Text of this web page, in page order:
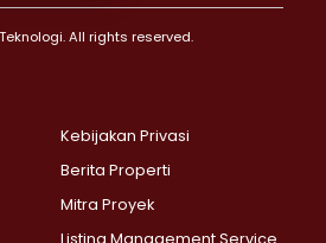
Selatan >
>
Selatan >
Labu >
All rights reserved.
Kebijakan Privasi
Berita Properti
Mitra Proyek
Listing Management Service